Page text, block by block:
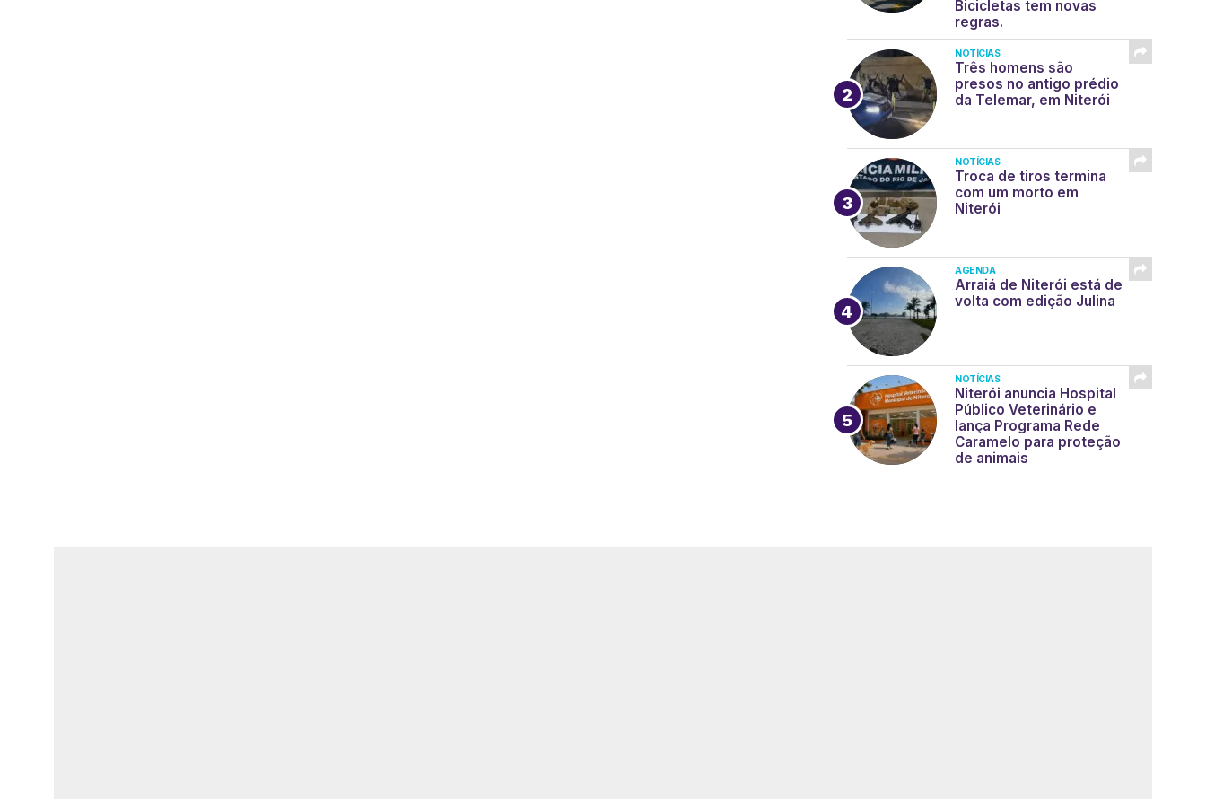
Bicicletas tem novas
regras.
NOTÍCIAS
Três homens são
presos no antigo prédio
da Telemar, em Niterói
NOTÍCIAS
Troca de tiros termina
com um morto em
Niterói
AGENDA
Arraiá de Niterói está de
volta com edição Julina
NOTÍCIAS
Niterói anuncia Hospital
Público Veterinário e
lança Programa Rede
Caramelo para proteção
de animais